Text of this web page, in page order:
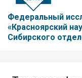
Федеральный
«Красноярский
Сибирского